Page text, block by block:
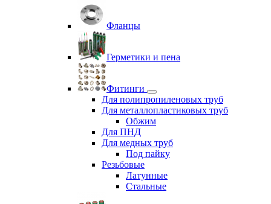
Фланцы
Герметики и пена
Фитинги
Для полипропиленовых труб
Для металлопластиковых труб
Обжим
Для ПНД
Для медных труб
Под пайку
Резьбовые
Латунные
Cтальные